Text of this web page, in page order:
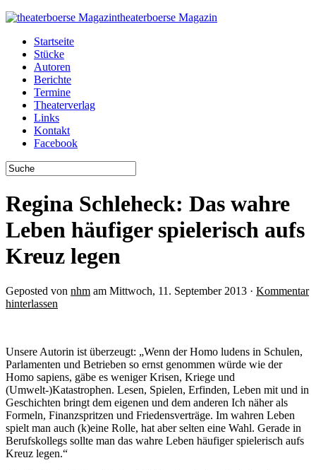
theaterboerse Magazin
Startseite
Stücke
Autoren
Berichte
Termine
Theaterverlag
Links
Kontakt
Facebook
Regina Schleheck: Das wahre
Leben häufiger spielerisch aufs
Kreuz legen
Geposted von nhm am Mittwoch, 11. September 2013 · Kommentar
hinterlassen
Unsere Autorin ist überzeugt: „Wenn der Homo ludens in Schulen,
Parlamenten und Betrieben so ernst genommen würde wie der
Homo sapiens, gäbe es weniger Krisen, Kriege und
(Umwelt-)Katastrophen. Lesen, Spielen, Erfinden, Leben mit und in
Geschichten bringt dem eigenen und dem anderen Ich näher als
Formeln, Finanzspritzen und Friedensverträge. Im wahren Leben
spielt man auch (k)eine Rolle, hat aber selten eine Wahl. Gerade in
Berufskollegs sollte man das wahre Leben häufiger spielerisch aufs
Kreuz legen.“